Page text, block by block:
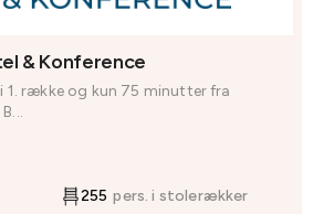
& Konference
1. række og kun 75 minutter fra
255 pers. i stolerækker